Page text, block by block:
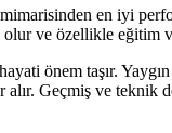
en iyi
olur ve özellikle eğitim
önem taşır.
alır. Geçmiş ve teknik